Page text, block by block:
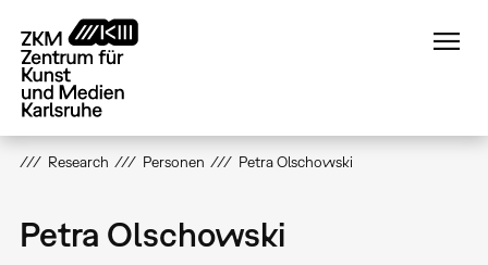
zum
Inhalt
Research Personen Petra Olschowski
Petra Olschowski